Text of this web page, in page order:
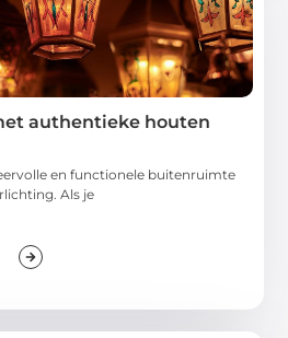
authentieke houten
en functionele buitenruimte
Als je